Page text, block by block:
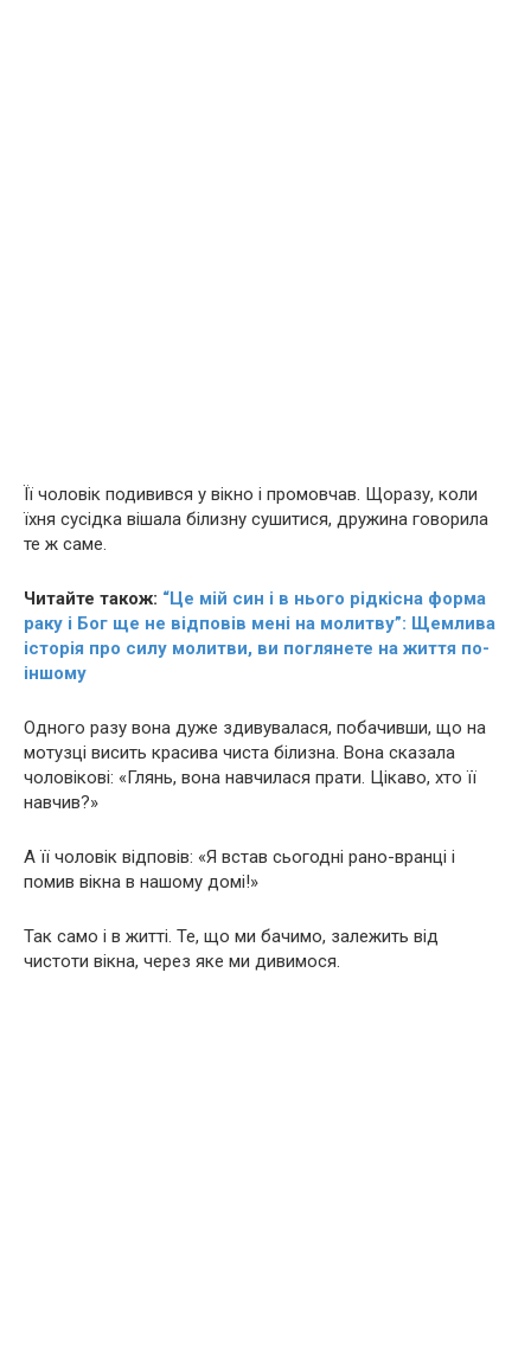
Її чоловік подивився у вікно і промовчав. Щоразу, коли
їхня сусідка вішала білизну сушитися, дружина говорила
те ж саме.
Читайте також: “Це мій син і в нього рідкісна форма
рaку і Бог ще не відповів мені на молитву”: Щемлива
історія про силу молитви, ви поглянете на життя по-
іншому
Одного разу вона дуже здивувалася, побачивши, що на
мотузці висить красива чиста білизна. Вона сказала
чоловікові: «Глянь, вона навчилася прати. Цікаво, хто її
навчив?»
А її чоловік відповів: «Я встав сьогодні рано-вранці і
помив вікна в нашому домі!»
Так само і в житті. Те, що ми бачимо, залежить від
чистоти вікна, через яке ми дивимося.